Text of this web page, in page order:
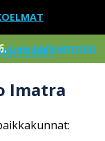
Lue tarkemmin
Imatra